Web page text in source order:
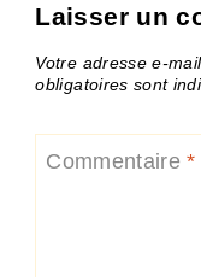
Laisser un
Votre adresse e-
obligatoires sont
Commentaire*